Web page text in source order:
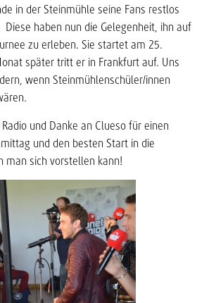
in der Steinmühle seine Fans restlos
haben nun die Gelegenheit, ihn auf
zu erleben. Sie startet am 25.
später tritt er in Frankfurt auf. Uns
wenn Steinmühlenschüler/innen
und Danke an Clueso für einen
und den besten Start in die
man sich vorstellen kann!